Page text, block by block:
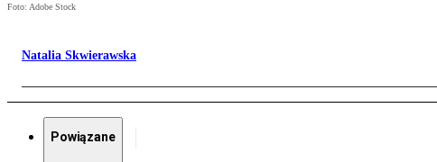
Foto: Adobe Stock
Natalia Skwierawska
Powiązane